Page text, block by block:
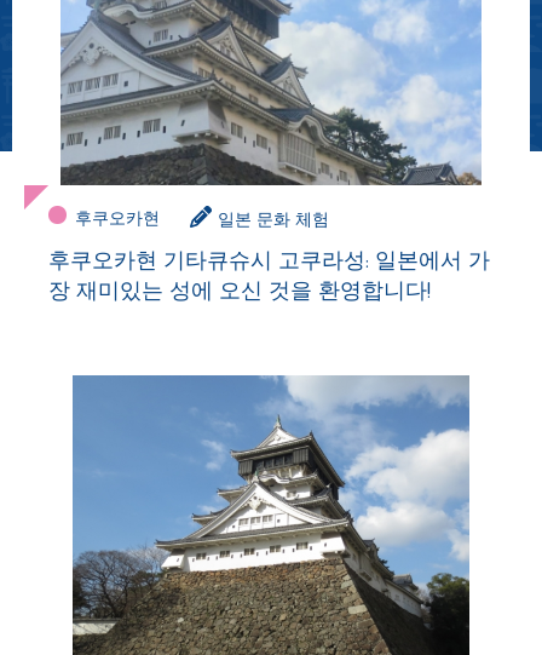
후쿠오카현 일본 문화 체험
후쿠오카현 기타큐슈시 고쿠라성: 일본에서 가
장 재미있는 성에 오신 것을 환영합니다!